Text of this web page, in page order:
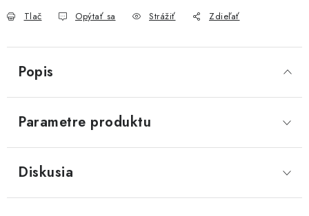
Tlač Opýtať sa Strážiť Zdieľať
Popis
Parametre produktu
Diskusia